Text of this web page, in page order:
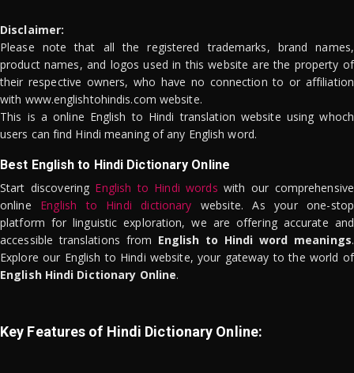
Disclaimer:
Please note that all the registered trademarks, brand names,
product names, and logos used in this website are the property of
their respective owners, who have no connection to or affiliation
with www.englishtohindis.com website.
This is a online English to Hindi translation website using whoch
users can find Hindi meaning of any English word.
Best English to Hindi Dictionary Online
Start discovering English to Hindi words with our comprehensive
online English to Hindi dictionary website. As your one-stop
platform for linguistic exploration, we are offering accurate and
accessible translations from English to Hindi word meanings.
Explore our English to Hindi website, your gateway to the world of
English Hindi Dictionary Online.
Key Features of Hindi Dictionary Online: